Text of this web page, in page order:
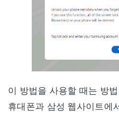
이 방법을 사용할 때는 방
휴대폰과 삼성 웹사이트에